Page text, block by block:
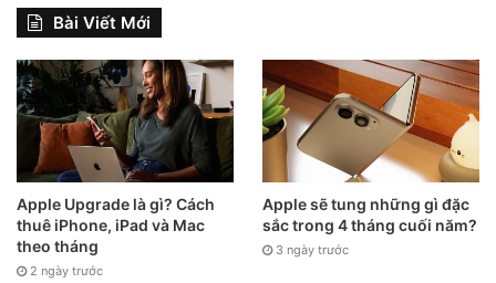
Bài Viết Mới
Apple Upgrade là gì? Cách
thuê iPhone, iPad và Mac
theo tháng
2 ngày trước
Apple sẽ tung những gì đặc
sắc trong 4 tháng cuối năm?
3 ngày trước